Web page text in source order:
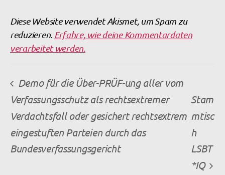
Diese Website verwendet Akismet, um Spam zu
reduzieren. Erfahre, wie deine Kommentardaten
verarbeitet werden.
Demo für die Über-PRÜF-ung aller vom
Verfassungsschutz als rechtsextremer
Verdachtsfall oder gesichert rechtsextrem
eingestuften Parteien durch das
Bundesverfassungsgericht
Stam
mtisc
h
LSBT
*IQ